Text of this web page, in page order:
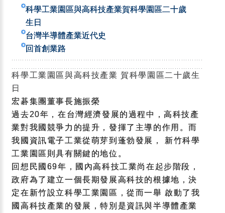
科學工業園區與高科技產業賀科學園區二十歲
生日
台灣半導體產業近代史
回首創業路
科學工業園區與高科技產業 賀科學園區二十歲生
日
宏碁集團董事長施振榮
過去20年，在台灣經濟發展的過程中，高科技產
業對我國競爭力的提升，發揮了主導的作用。而
我國資訊電子工業從萌芽到蓬勃發展， 新竹科學
工業園區則具有關鍵的地位。
回想民國69年，國內高科技工業尚在起步階段，
政府為了建立一個長期發展高科技的根據地，決
定在新竹設立科學工業園區，從而一舉 啟動了我
國高科技產業的發展，特別是資訊與半導體產業